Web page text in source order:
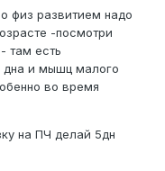
физ развитием надо
-посмотри
там есть
дна и мышц малого
во время
на ПЧ делай 5дн